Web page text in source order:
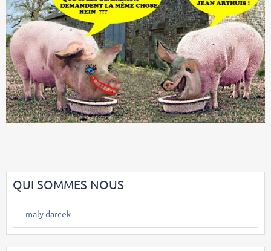
QUI SOMMES NOUS
maly darcek